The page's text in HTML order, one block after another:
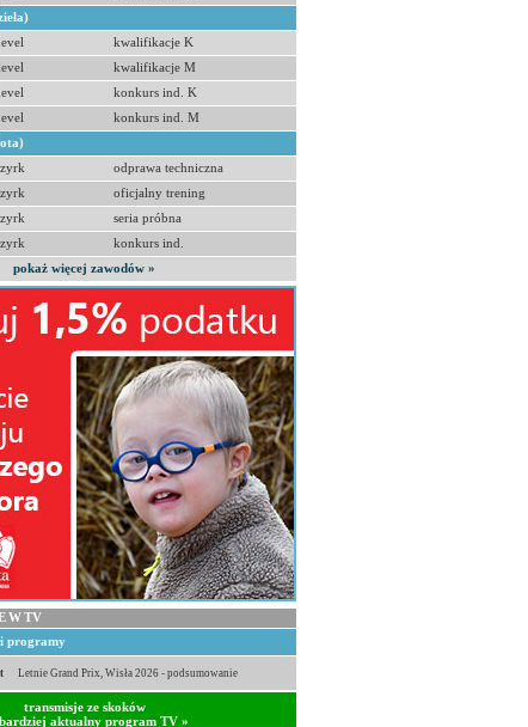
kwalifikacje K
kwalifikacje M
konkurs ind. K
konkurs ind. M
odprawa techniczna
oficjalny trening
seria próbna
konkurs ind.
pokaż więcej zawodów »
W TV
programy
Letnie Grand Prix, Wisła 2026 - podsumowanie
transmisje ze skoków
aktualny program TV »